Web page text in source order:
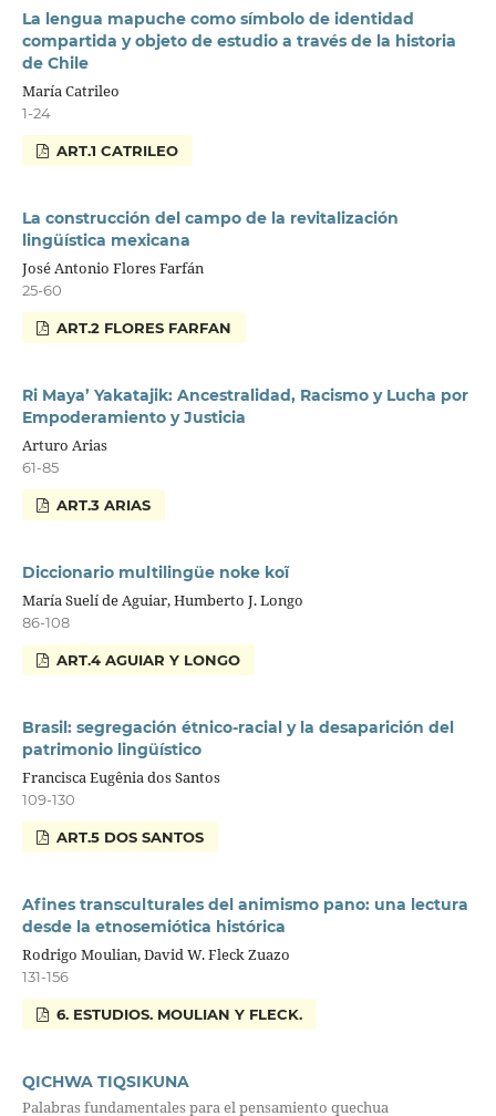
La lengua mapuche como símbolo de identidad
compartida y objeto de estudio a través de la historia
de Chile
María Catrileo
1-24
ART.1 CATRILEO
La construcción del campo de la revitalización
lingüística mexicana
José Antonio Flores Farfán
25-60
ART.2 FLORES FARFAN
Ri Maya’ Yakatajik: Ancestralidad, Racismo y Lucha por
Empoderamiento y Justicia
Arturo Arias
61-85
ART.3 ARIAS
Diccionario multilingüe noke koĩ
María Suelí de Aguiar, Humberto J. Longo
86-108
ART.4 AGUIAR Y LONGO
Brasil: segregación étnico-racial y la desaparición del
patrimonio lingüístico
Francisca Eugênia dos Santos
109-130
ART.5 DOS SANTOS
Afines transculturales del animismo pano: una lectura
desde la etnosemiótica histórica
Rodrigo Moulian, David W. Fleck Zuazo
131-156
6. ESTUDIOS. MOULIAN Y FLECK.
QICHWA TIQSIKUNA
Palabras fundamentales para el pensamiento quechua